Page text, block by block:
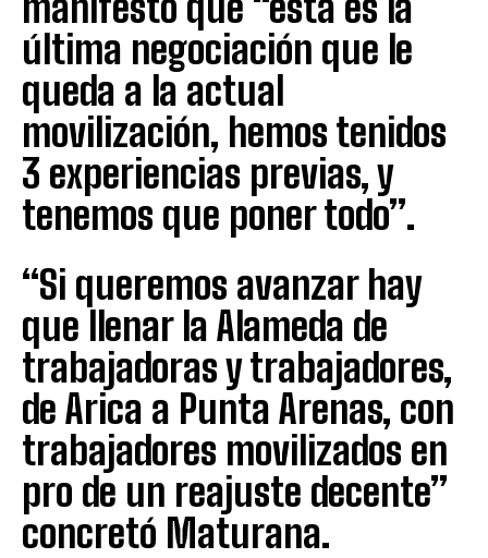
última negociación que le
queda a la actual
movilización, hemos tenidos
3 experiencias previas, y
tenemos que poner todo”.
“Si queremos avanzar hay
que llenar la Alameda de
trabajadoras y trabajadores,
de Arica a Punta Arenas, con
trabajadores movilizados en
pro de un reajuste decente”
concretó Maturana.